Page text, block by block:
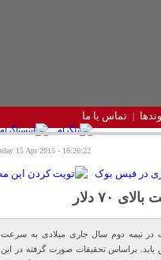
تماس با ما
16:26:22 - Wednesday 15 Apr 2015
۷۰ دلار
در نیمه دوم سال جاری میلادی به سرعت
سال جاری میلادی به بشکه ای ۷۰ دلار افزایش یاید. براساس تحقیقات صورت گرفته در این